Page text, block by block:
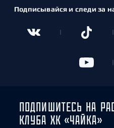
Подписывайся и следи за
ПОДПИШИТЕСЬ НА
КЛУБА ХК «ЧАЙКА»